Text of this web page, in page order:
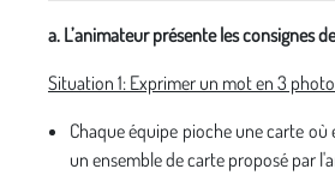
a. L’animateur présente les consignes
Situation 1: Exprimer un mot en 3
Chaque équipe pioche une carte où
un ensemble de carte proposé par